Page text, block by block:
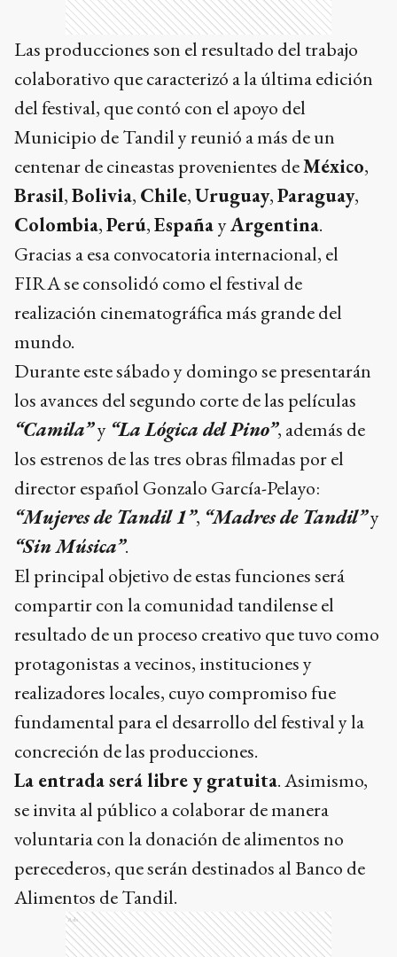
Las producciones son el resultado del trabajo
colaborativo que caracterizó a la última edición
del festival, que contó con el apoyo del
Municipio de Tandil y reunió a más de un
centenar de cineastas provenientes deMéxico
Brasil,Bolivia,Chile,Uruguay, Paraguay,
Colombia,Perú,EspañayArgentina.
Gracias a esa convocatoria internacional, el
FIRA se consolidó como el festival de
realización cinematográfica más grande del
mundo.
Durante este sábado y domingo se presentarán
los avances del segundo corte de las películas
“Camila” y“La Lógica del Pino”, además de
los estrenos de las tres obras filmadas por el
director español Gonzalo García-Pelayo:
“Mujeres de Tandil 1”,“Madres de Tandil”
“Sin Música”.
El principal objetivo de estas funciones será
compartir con la comunidad tandilense el
resultado de un proceso creativo que tuvo como
protagonistas a vecinos, instituciones y
realizadores locales, cuyo compromiso fue
fundamental para el desarrollo del festival y la
concreción de las producciones.
La entrada será libre y gratuita
se invita al público a colaborar de manera
voluntaria con la donación de alimentos no
perecederos, que serán destinados al Banco de
Alimentos de Tandil.